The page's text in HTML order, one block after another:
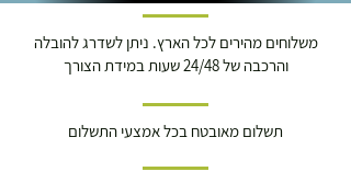
משלוחים מהירים לכל הארץ. ניתן לשדרג להובלה
והרכבה של 24/48 שעות במידת הצורך
תשלום מאובטח בכל אמצעי התשלום